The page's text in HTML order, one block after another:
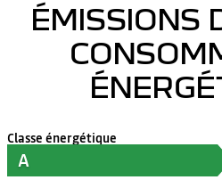
ÉMISSIONS
Classe énergétique
A